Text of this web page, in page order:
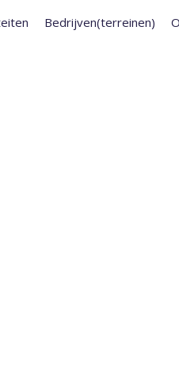
Bedrijven(terreinen)